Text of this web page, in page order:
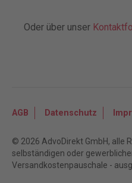
Oder über unser
AGB Datenschutz
© 2026 AdvoDirekt GmbH, alle
selbständigen oder
Versandkostenpauschale -